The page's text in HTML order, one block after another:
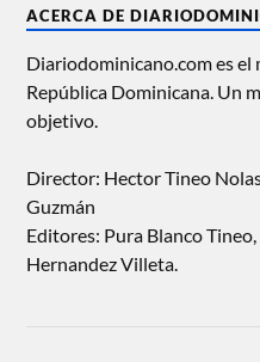
ACERCA DE
Diariodominicano.com es el
República Dominicana. Un
objetivo.
Director: Hector Tineo
Guzmán
Editores: Pura Blanco
Hernandez Villeta.